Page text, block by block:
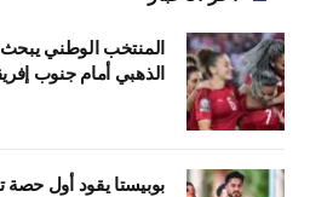
المنتخب الوطني يبحث
الذهبي أمام جنوب
بوبيستا يقود أول حصة